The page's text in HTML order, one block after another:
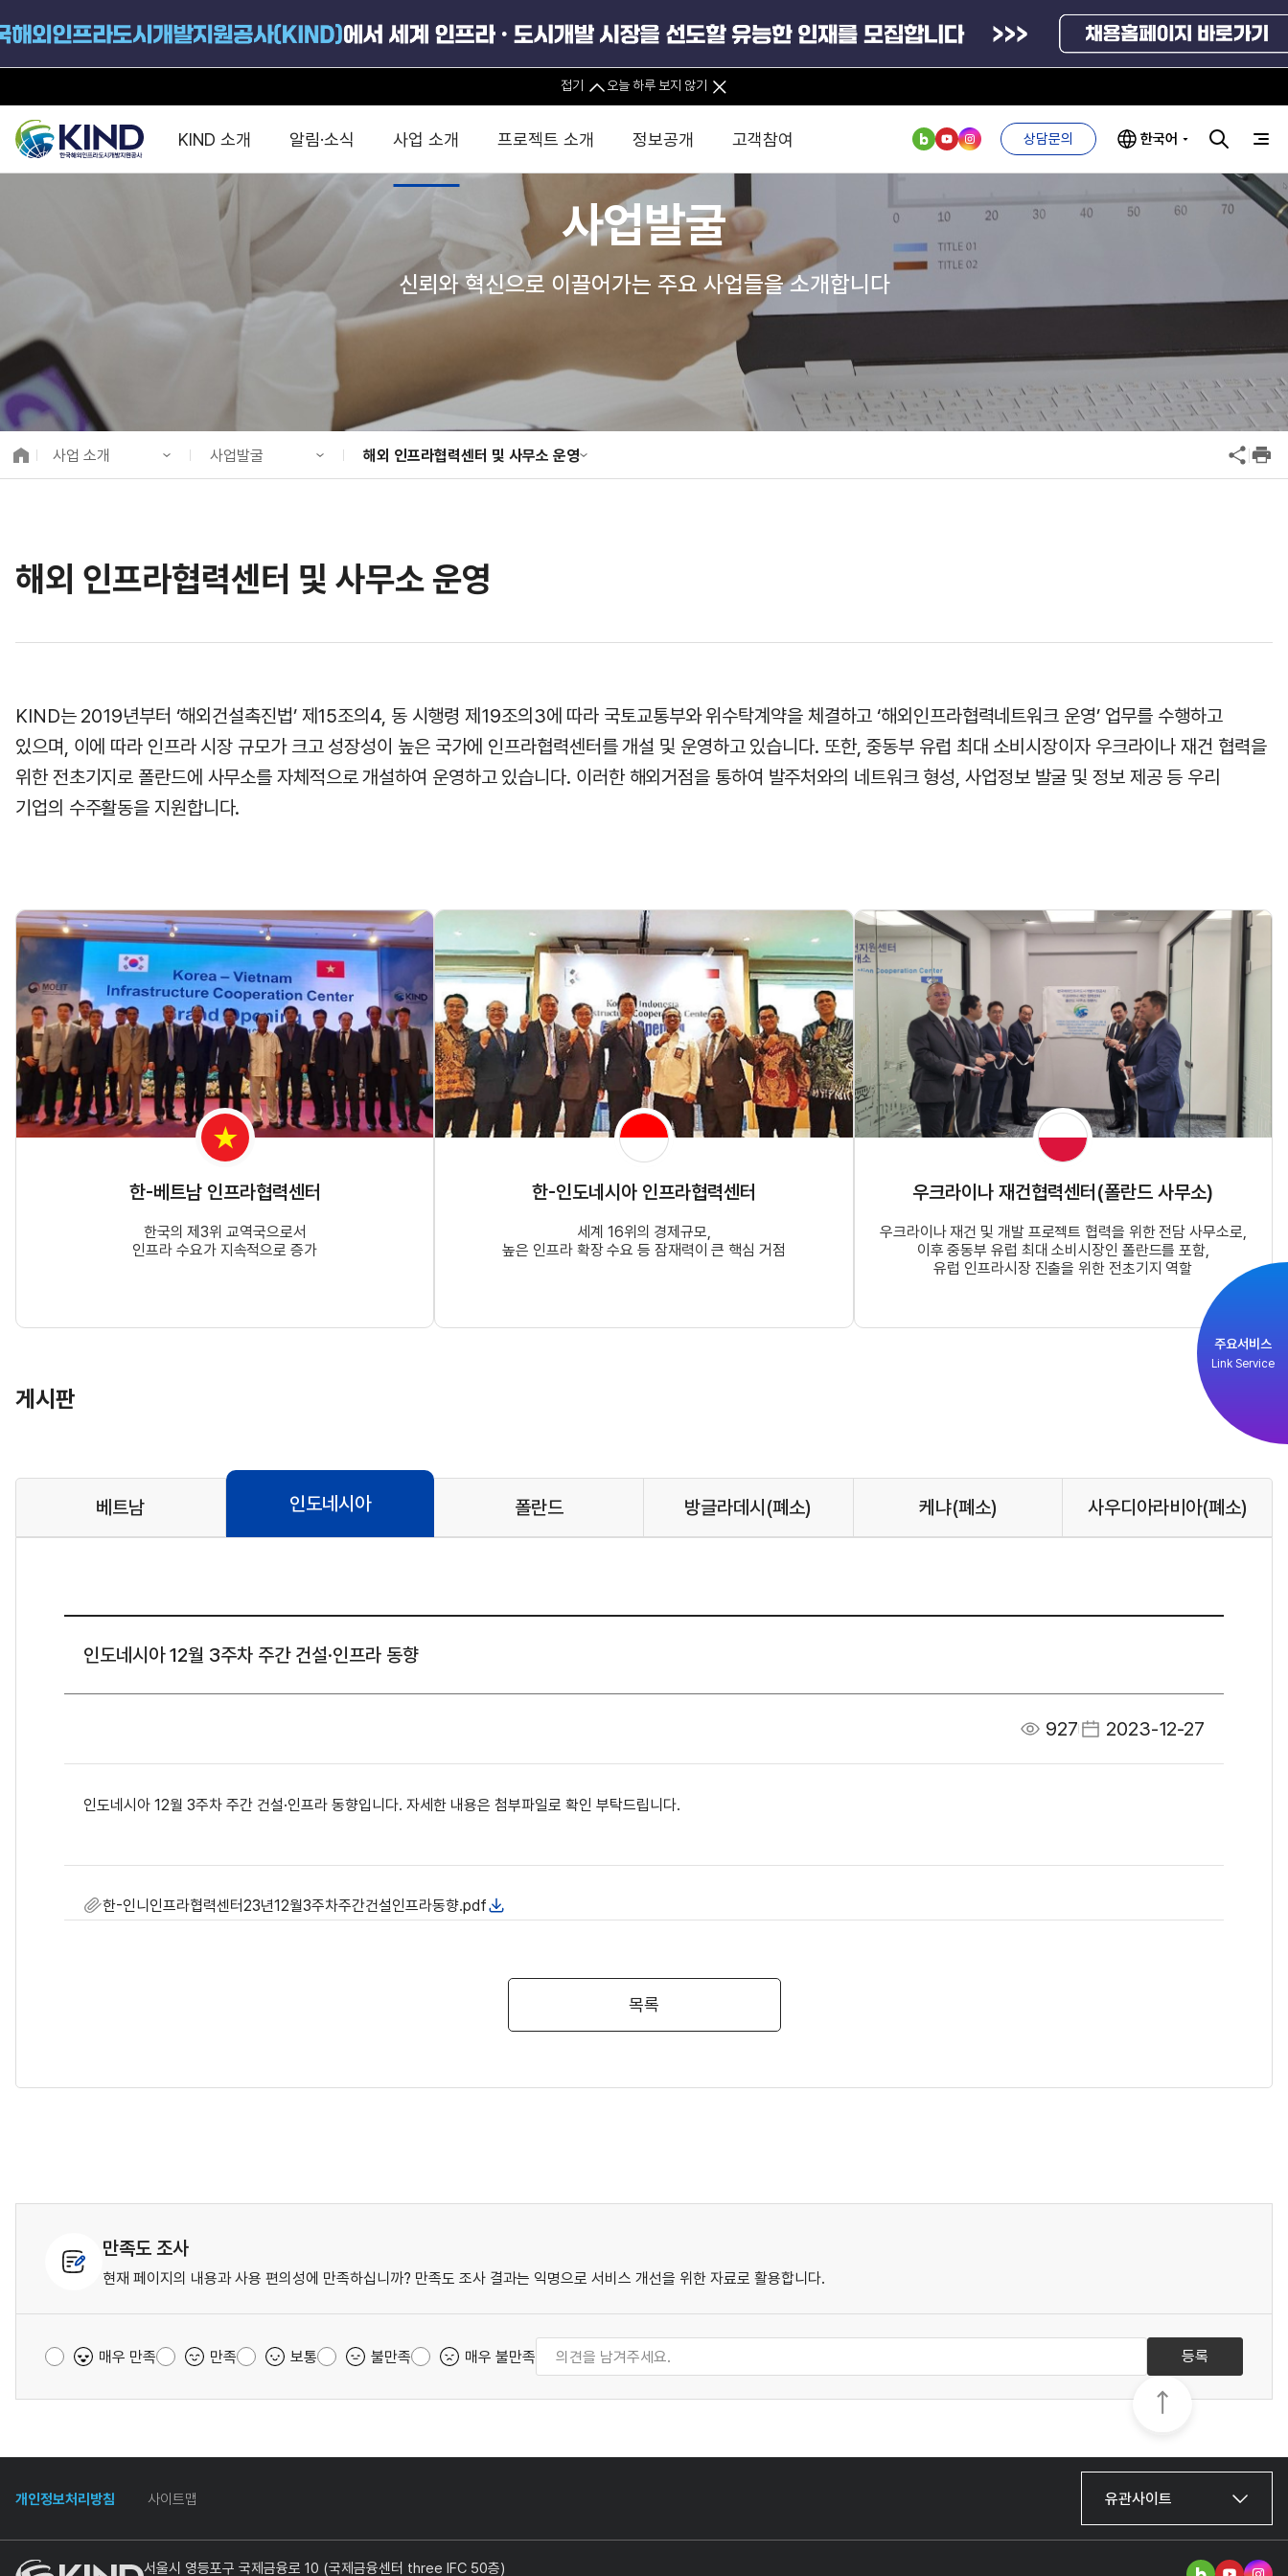
접기 오늘 하루 보지 않기
KIND 소개
공사개요
연혁
경영진 소개
조직도 및 연락처
글로벌 네트워크
윤리헌장
인권경영헌장
실천서약
인권경영 게시판
ESG 경영전략
ESG 추진체계
ESG 경영 선언문
의견수렴
알림·소식
KIND 소식
보도자료
뉴스레터
카드뉴스
사업 소개
중소·중견기업 지원
해외진출 지원
맞춤형 지원상담
해외 인프라협력센터 및 사무소
해외 PPP동향 · 정책 분석
타당성조사(F/S)
K-City Network
EIPP
팀코리아 구성 및 사업제안
금융자문
직접투자
정책펀드 관리
PIS 1단계
녹색인프라해외수출지원펀드
프로젝트 소개
전체사업
직접투자사업
정책펀드사업
정보공개
진출전략
경영공시
고객참여
정부부처 및
유관기관
국외기관
연구기관
익명제보시스템
청탁금지법
부패방지법
위반신고
기업성장응답센터
상담문의 한국어
주요서비스
Link Service
사업발굴
신뢰와 혁신으로 이끌어가는 주요 사업들을 소개합니다
사업 소개
사업 소개
정보공개
사업발굴
사업개발
투자승인사업관리
해외 인프라협력센터 및 사무소 운영
정책사업
해외 인프라협력센터 및 사무소 운영
KIND는 2019년부터 ‘해외건설촉진법’ 제15조의4, 동 시행령 제19조의3에 따라 국토교통부와 위수탁계약을 체결하고 ‘해외인프라협력네트워크 운영’ 업무를 수행하고
있으며, 이에 따라 인프라 시장 규모가 크고 성장성이 높은 국가에 인프라협력센터를 개설 및 운영하고 있습니다. 또한, 중동부 유럽 최대 소비시장이자 우크라이나 재건 협력을
위한 전초기지로 폴란드에 사무소를 자체적으로 개설하여 운영하고 있습니다. 이러한 해외거점을 통하여 발주처와의 네트워크 형성, 사업정보 발굴 및 정보 제공 등 우리
기업의 수주활동을 지원합니다.
한-베트남 인프라협력센터
한국의 제3위 교역국으로서
인프라 수요가 지속적으로 증가
한-인도네시아 인프라협력센터
세계 16위의 경제규모,
높은 인프라 확장 수요 등 잠재력이 큰 핵심 거점
우크라이나 재건협력센터(폴란드 사무소)
우크라이나 재건 및 개발 프로젝트 협력을 위한 전담 사무소로,
이후 중동부 유럽 최대 소비시장인 폴란드를 포함,
유럽 인프라시장 진출을 위한 전초기지 역할
게시판
베트남 인도네시아 폴란드 방글라데시 (폐소) 케냐(폐소) 사우디아라비아(폐소)
인도네시아 12월 3주차 주간 건설·인프라 동향
927 2023-12-27
인도네시아 12월 3주차 주간 건설·인프라 동향입니다. 자세한 내용은 첨부파일로 확인 부탁드립니다.
한-인니인프라협력센터23년12월3주차주간건설인프라동향.pdf
목록
만족도 조사
현재 페이지의 내용과 사용 편의성에 만족하십니까? 만족도 조사 결과는 익명으로 서비스 개선을 위한 자료로 활용합니다.
매우 만족 만족 보통 불만족 매우 불만족 등록
개인정보처리방침 사이트맵 유관사이트
서울시 영등포구 국제금융로 10 (국제금융센터 three IFC 50층)